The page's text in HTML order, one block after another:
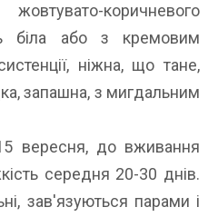
коричневого
біла або з кремовим
ніжна, що тане,
запашна, з мигдальним
вересня, до вживання
середня 20-30 днів.
зав'язуються парами і